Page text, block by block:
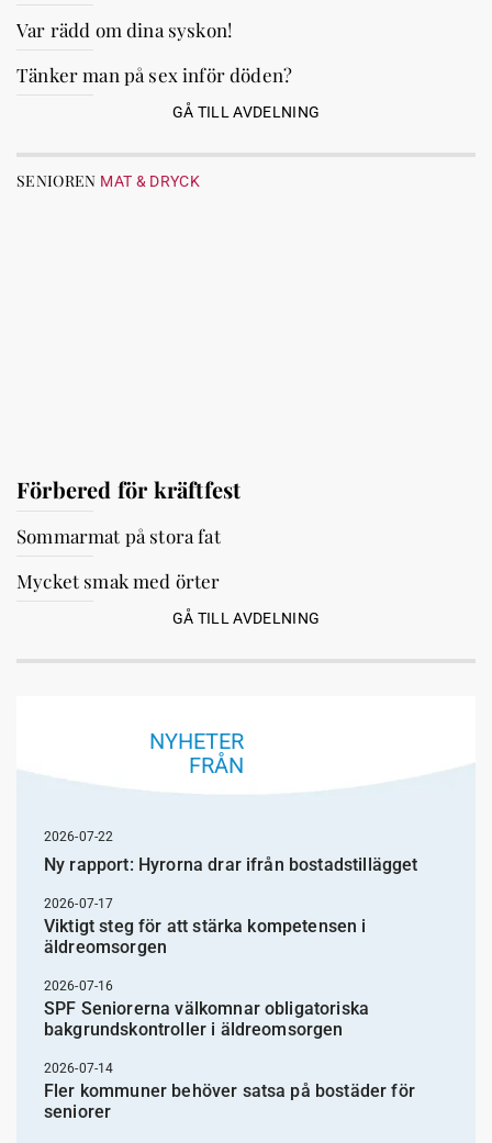
Var rädd om dina syskon!
Tänker man på sex inför döden?
GÅ TILL AVDELNING
SENIOREN MAT & DRYCK
Förbered för kräftfest
Sommarmat på stora fat
Mycket smak med örter
GÅ TILL AVDELNING
NYHETER
FRÅN
2026-07-22
Ny rapport: Hyrorna drar ifrån bostadstillägget
2026-07-17
Viktigt steg för att stärka kompetensen i
äldreomsorgen
2026-07-16
SPF Seniorerna välkomnar obligatoriska
bakgrundskontroller i äldreomsorgen
2026-07-14
Fler kommuner behöver satsa på bostäder för
seniorer